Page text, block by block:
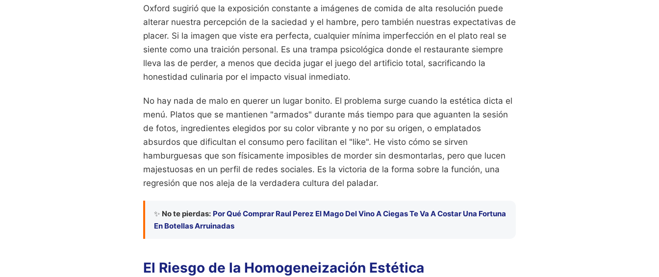
Oxford sugirió que la exposición constante a imágenes de comida de alta resolución puede
alterar nuestra percepción de la saciedad y el hambre, pero también nuestras expectativas de
placer. Si la imagen que viste era perfecta, cualquier mínima imperfección en el plato real se
siente como una traición personal. Es una trampa psicológica donde el restaurante siempre
lleva las de perder, a menos que decida jugar el juego del artificio total, sacrificando la
honestidad culinaria por el impacto visual inmediato.
No hay nada de malo en querer un lugar bonito. El problema surge cuando la estética dicta el
menú. Platos que se mantienen "armados" durante más tiempo para que aguanten la sesión
de fotos, ingredientes elegidos por su color vibrante y no por su origen, o emplatados
absurdos que dificultan el consumo pero facilitan el "like". He visto cómo se sirven
hamburguesas que son físicamente imposibles de morder sin desmontarlas, pero que lucen
majestuosas en un perfil de redes sociales. Es la victoria de la forma sobre la función, una
regresión que nos aleja de la verdadera cultura del paladar.
✨ No te pierdas: Por Qué Comprar Raul Perez El Mago Del Vino A Ciegas Te Va A Costar Una Fortuna
En Botellas Arruinadas
El Riesgo de la Homogeneización Estética